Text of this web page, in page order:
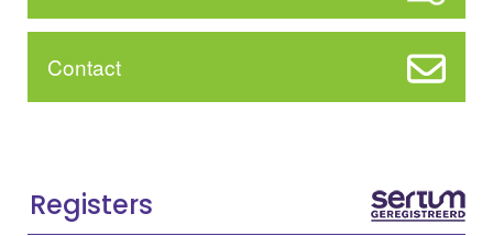
Contact
Registers